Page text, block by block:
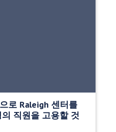
로 Raleigh 센터를
직원을 고용할 것